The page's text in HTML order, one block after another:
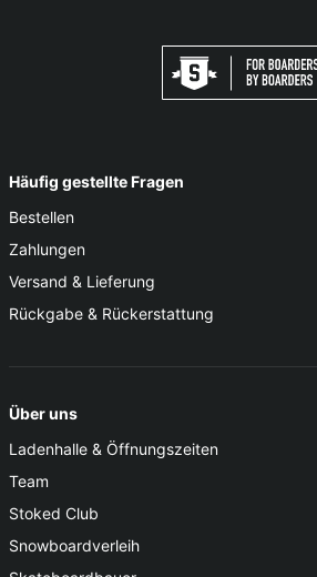
Häufig gestellte Fragen
Bestellen
Zahlungen
Versand & Lieferung
Rückgabe & Rückerstattung
Über uns
Ladenhalle & Öffnungszeiten
Team
Stoked Club
Snowboardverleih